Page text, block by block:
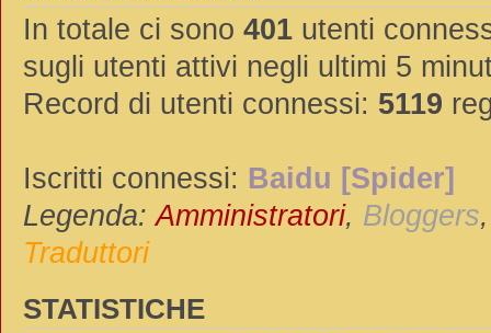
In totale ci sono 401 utenti
sugli utenti attivi negli ultimi 5
Record di utenti connessi: 5119
Iscritti connessi: Baidu [Spider]
Legenda:Amministratori, Bloggers
Traduttori
STATISTICHE